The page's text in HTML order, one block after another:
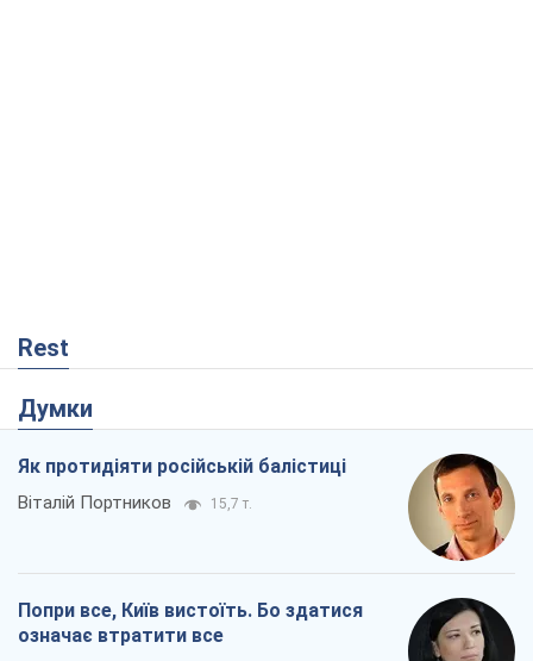
Rest
Думки
Як протидіяти російській балістиці
Віталій Портников 15,7 т.
Попри все, Київ вистоїть. Бо здатися
означає втратити все